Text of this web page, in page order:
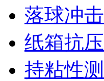
落球冲
纸箱抗
持粘性